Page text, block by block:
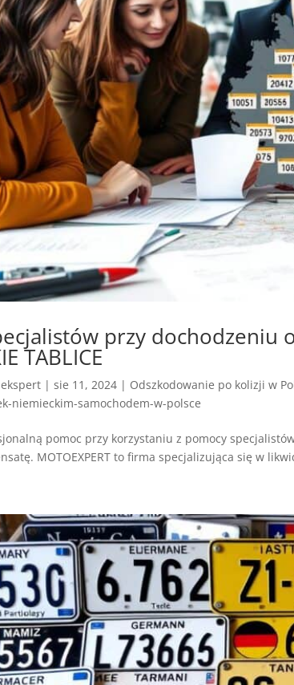
przy dochodzeniu
TABLICE
ekspert |sie 11, 2024 | Odszkodowanie po kolizji w
niemieckim-samochodem-w-polsce
pomoc przy korzystaniu z pomocy
MOTOEXPERT to firma specjalizująca się w